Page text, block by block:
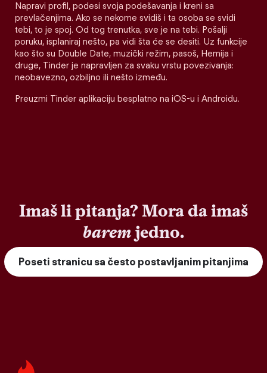
Napravi profil, podesi svoja podešavanja i kreni sa
prevlačenjima. Ako se nekome svidiš i ta osoba se svidi
tebi, to je spoj. Od tog trenutka, sve je na tebi. Pošalji
poruku, isplaniraj nešto, pa vidi šta će se desiti. Uz funkcije
kao što su Double Date, muzički režim, pasoš, Hemija i
druge, Tinder je napravljen za svaku vrstu povezivanja:
neobavezno, ozbiljno ili nešto između.
Preuzmi Tinder aplikaciju besplatno na iOS-u i Androidu.
Imaš li pitanja? Mora da imaš
baremjedno.
Poseti stranicu sa često postavljanim pitanjima